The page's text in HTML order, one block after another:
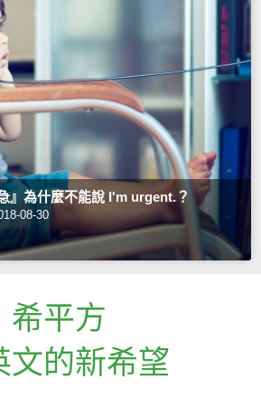
』為什麼不能說 I'm urgent.？
08-30
希平方
文的新希望